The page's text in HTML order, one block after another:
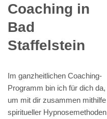
Coaching in
Bad
Staffelstein
Im ganzheitlichen Coaching-
Programm bin ich für dich da,
um mit dir zusammen mithilfe
spiritueller Hypnosemethoden